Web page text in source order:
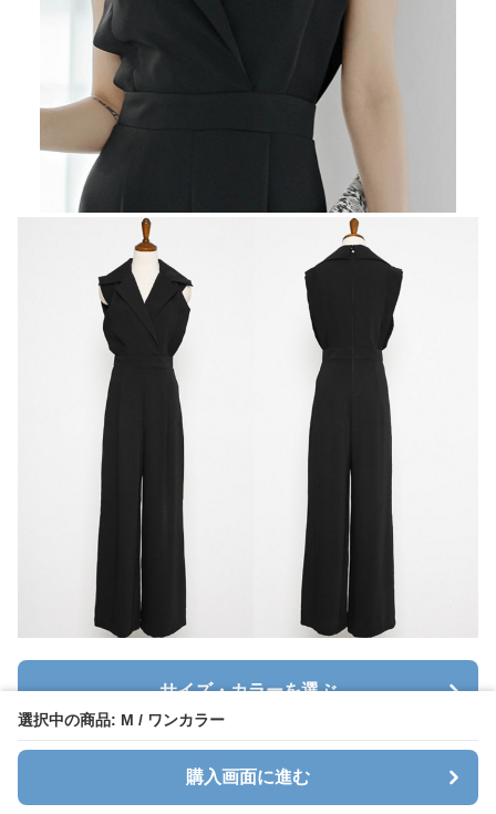
選択中の商品: M / ワンカラー
購入画面に進む
サイズ・カラーを選ぶ
カートに追加する